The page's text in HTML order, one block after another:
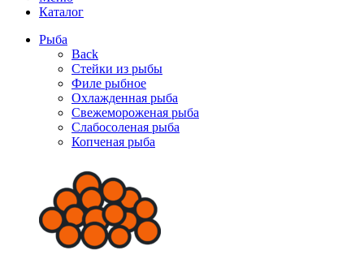
Каталог
Рыба
Back
Стейки из рыбы
Филе рыбное
Охлажденная рыба
Свежемороженая рыба
Слабосоленая рыба
Копченая рыба